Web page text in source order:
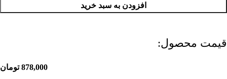
افزودن به سبد خرید
قیمت محصول:​
878,000 تومان